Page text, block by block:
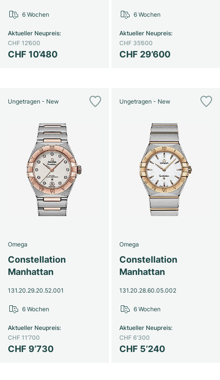
CHF 10’480
Aktueller Neupreis:
CHF 12’600
6 Wochen
CHF 29’600
Aktueller Neupreis:
CHF 35’600
6 Wochen
Ungetragen - New
Omega
Constellation
Manhattan
131.20.29.20.52.001
CHF 9’730
Aktueller Neupreis:
CHF 11’700
6 Wochen
Ungetragen - New
Omega
Constellation
Manhattan
131.20.28.60.05.002
CHF 5’240
Aktueller Neupreis:
CHF 6’300
6 Wochen